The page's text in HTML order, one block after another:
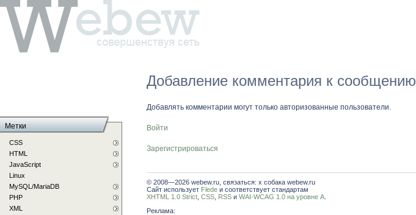
Добавление комментария к сообщению
Добавлять комментарии могут только авторизованные пользователи.
Войти
Зарегистрироваться
© 2008—2026 webew.ru, связаться: x собака webew.ru
Сайт использует Flede и соответствует стандартам
XHTML 1.0 Strict CSS RSS и WAI-WCAG 1.0 на уровне A
Реклама:
Метки
CSS
HTML
JavaScript
Linux
MySQL/MariaDB
PHP
XML